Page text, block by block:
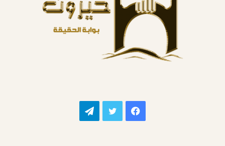
فيسبوك تويتر تيلقرام